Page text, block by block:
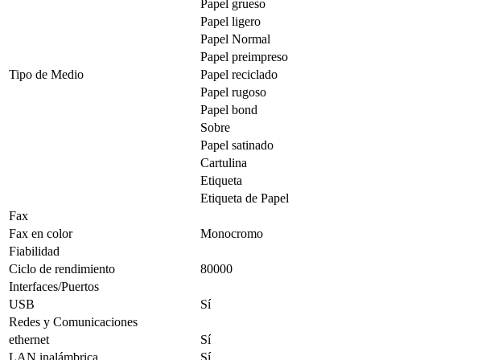
Tipo de Medio
Papel grueso
Papel ligero
Papel Normal
Papel preimpreso
Papel reciclado
Papel rugoso
Papel bond
Sobre
Papel satinado
Cartulina
Etiqueta
Etiqueta de Papel
Fax
Fax en color
Monocromo
Fiabilidad
Ciclo de rendimiento
80000
Interfaces/Puertos
USB
Sí
Redes y Comunicaciones
ethernet
Sí
LAN inalámbrica
Sí